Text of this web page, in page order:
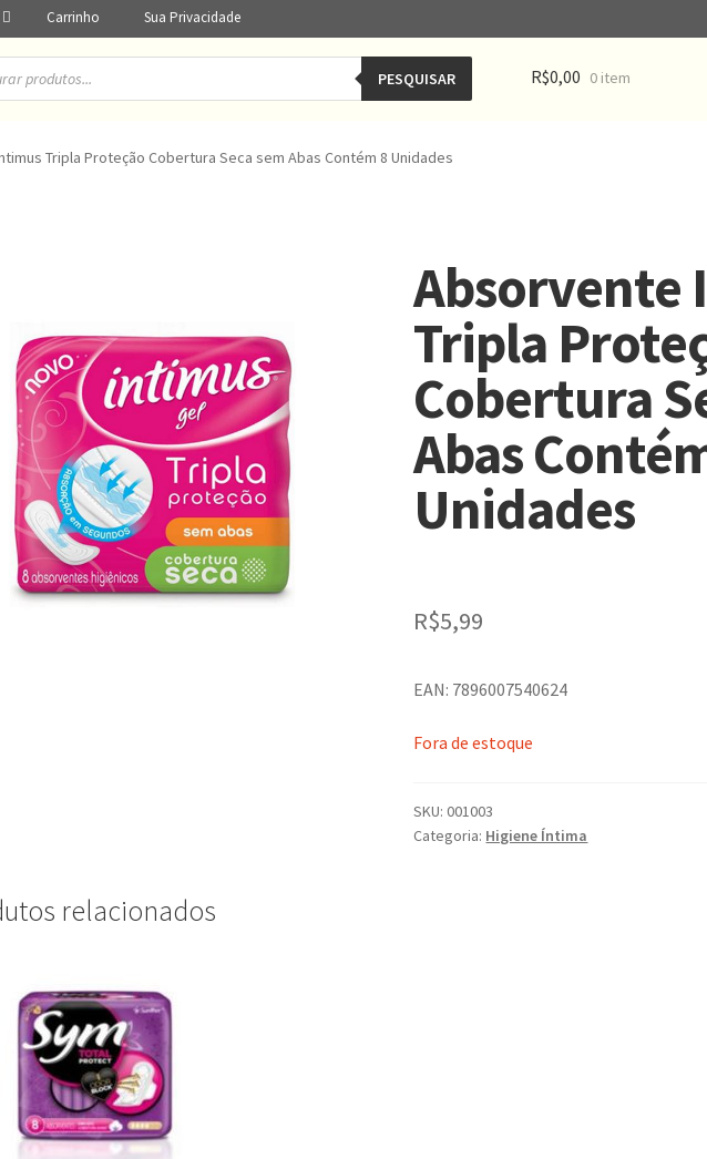
Carrinho Sua Privacidade
PESQUISAR R$0,00 0 item
Tripla Proteção Cobertura Seca sem Abas Contém 8 Unidades
Absorvente
Tripla
Cobertura
Abas
Unidades
R$5,99
EAN: 7896007540624
Fora de estoque
SKU:001003
Categoria: Higiene Íntima
relacionados